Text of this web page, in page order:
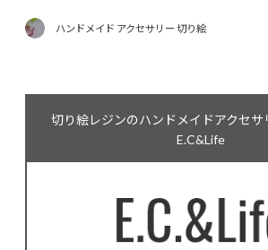
ハンドメイド アクセサリー 切り絵
切り絵レジンのハンドメイドアクセサ
E.C&Life